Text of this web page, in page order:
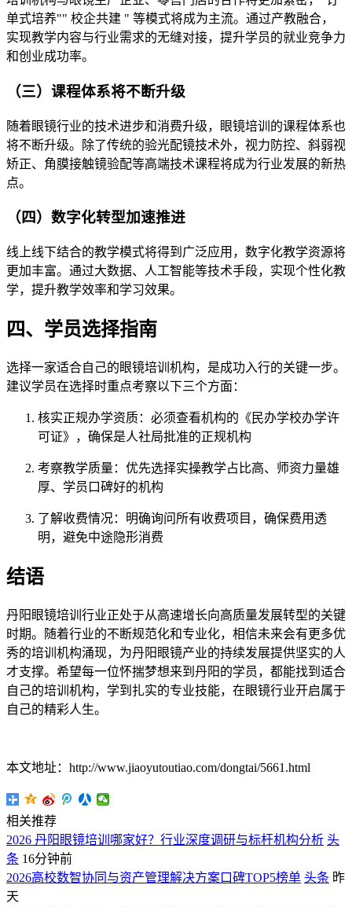
单式培养"" 校企共建 " 等模式将成为主流。通过产教融合，
实现教学内容与行业需求的无缝对接，提升学员的就业竞争力
和创业成功率。
（三）课程体系将不断升级
随着眼镜行业的技术进步和消费升级，眼镜培训的课程体系也
将不断升级。除了传统的验光配镜技术外，视力防控、斜弱视
矫正、角膜接触镜验配等高端技术课程将成为行业发展的新热
点。
（四）数字化转型加速推进
线上线下结合的教学模式将得到广泛应用，数字化教学资源将
更加丰富。通过大数据、人工智能等技术手段，实现个性化教
学，提升教学效率和学习效果。
四、学员选择指南
选择一家适合自己的眼镜培训机构，是成功入行的关键一步。
建议学员在选择时重点考察以下三个方面：
核实正规办学资质：必须查看机构的《民办学校办学许
可证》，确保是人社局批准的正规机构
考察教学质量：优先选择实操教学占比高、师资力量雄
厚、学员口碑好的机构
了解收费情况：明确询问所有收费项目，确保费用透
明，避免中途隐形消费
结语
丹阳眼镜培训行业正处于从高速增长向高质量发展转型的关键
时期。随着行业的不断规范化和专业化，相信未来会有更多优
秀的培训机构涌现，为丹阳眼镜产业的持续发展提供坚实的人
才支撑。希望每一位怀揣梦想来到丹阳的学员，都能找到适合
自己的培训机构，学到扎实的专业技能，在眼镜行业开启属于
自己的精彩人生。
本文地址：http://www.jiaoyutoutiao.com/dongtai/5661.html
相关推荐
2026 丹阳眼镜培训哪家好？行业深度调研与标杆机构分析 头
条 16分钟前
2026高校数智协同与资产管理解决方案口碑TOP5榜单 头条 昨
天